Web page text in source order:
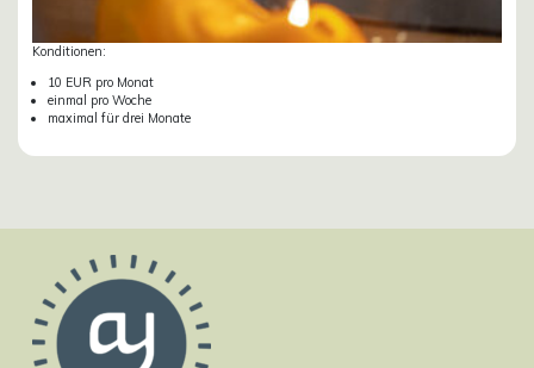
Konditionen:
10 EUR pro Monat
einmal pro Woche
maximal für drei Monate